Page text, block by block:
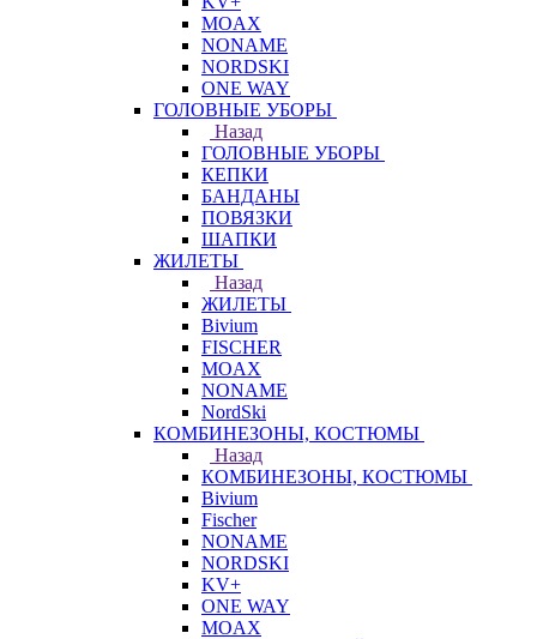
MOAX
NONAME
NORDSKI
ONE WAY
ГОЛОВНЫЕ УБОРЫ
Назад
ГОЛОВНЫЕ УБОРЫ
КЕПКИ
БАНДАНЫ
ПОВЯЗКИ
ШАПКИ
ЖИЛЕТЫ
Назад
ЖИЛЕТЫ
Bivium
FISCHER
MOAX
NONAME
NordSki
КОМБИНЕЗОНЫ, КОСТЮМЫ
Назад
КОМБИНЕЗОНЫ, КОСТЮМЫ
Bivium
Fischer
NONAME
NORDSKI
KV+
ONE WAY
MOAX